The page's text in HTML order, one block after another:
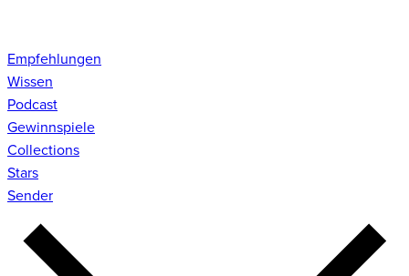
Empfehlungen
Wissen
Podcast
Gewinnspiele
Collections
Stars
Sender